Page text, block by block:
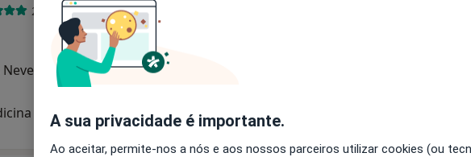
2 opiniões
33, Porto•Mapa
Geral e Familiar 40 €
A sua privacidade é importante.
Ao aceitar, permite-nos a nós e aos nossos parceiros utilizar cookies (ou